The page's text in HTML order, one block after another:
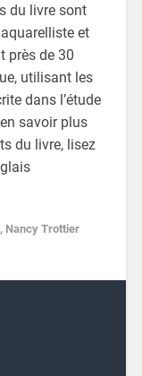
du livre sont
et
près de 30
utilisant les
dans l’étude
savoir plus
du livre, lisez
Nancy Trottier